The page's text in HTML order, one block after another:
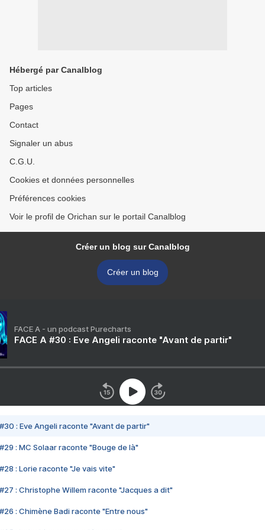
Hébergé par Canalblog
Top articles
Pages
Contact
Signaler un abus
C.G.U.
Cookies et données personnelles
Préférences cookies
Voir le profil de Orichan sur le portail Canalblog
Créer un blog sur Canalblog
Créer un blog
FACE A - un podcast Purecharts
FACE A #30 : Eve Angeli raconte "Avant de partir"
#30 : Eve Angeli raconte "Avant de partir"
#29 : MC Solaar raconte "Bouge de là"
#28 : Lorie raconte "Je vais vite"
#27 : Christophe Willem raconte "Jacques a dit"
#26 : Chimène Badi raconte "Entre nous"